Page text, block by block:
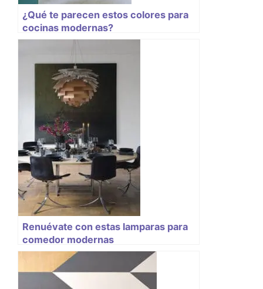
¿Qué te parecen estos colores para
cocinas modernas?
Renuévate con estas lamparas para
comedor modernas